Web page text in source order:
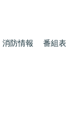
消防情報 番組表